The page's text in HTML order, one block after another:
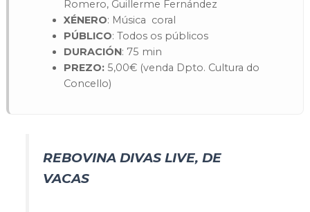
Romero, Guillerme Fernández
XÉNERO: Música coral
PÚBLICO: Todos os públicos
DURACIÓN: 75 min
PREZO:5,00€ (venda Dpto. Cultura do
Concello)
REBOVINA DIVAS LIVE,DE
VACAS